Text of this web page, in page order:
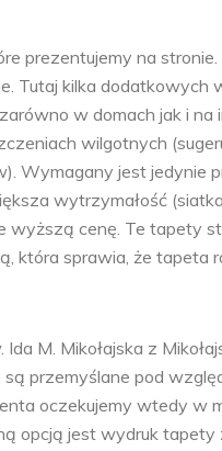
prezentujemy na
Tutaj kilka dodatkowych
w domach jak i
wilgotnych
Wymagany jest jedynie
wytrzymałość
cenę. Te tapety
która sprawia, że tapeta
M. Mikołajska z
przemyślane pod
oczekujemy wtedy w
opcją jest wydruk tapety